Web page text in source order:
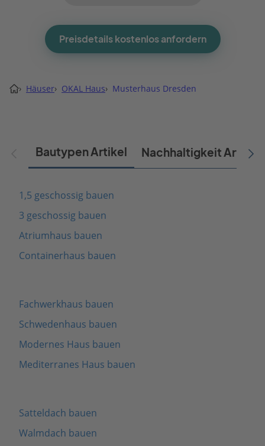
Preisdetails kostenlos anfordern
› Häuser› OKAL Haus› Musterhaus Dresden
Bautypen Artikel Nachhaltigkeit Artikel
1,5 geschossig bauen
3 geschossig bauen
Atriumhaus bauen
Containerhaus bauen
Fachwerkhaus bauen
Schwedenhaus bauen
Modernes Haus bauen
Mediterranes Haus bauen
Satteldach bauen
Walmdach bauen